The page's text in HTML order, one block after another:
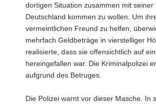
dortigen Situation zusammen mit seiner
Deutschland kommen zu wollen. Um
vermeintlichen Freund zu helfen,
mehrfach Geldbeträge in vierstelliger
realisierte, dass sie offensichtlich auf
hereingefallen war. Die Kriminalpolizei
aufgrund des Betruges.
Die Polizei warnt vor dieser Masche. In